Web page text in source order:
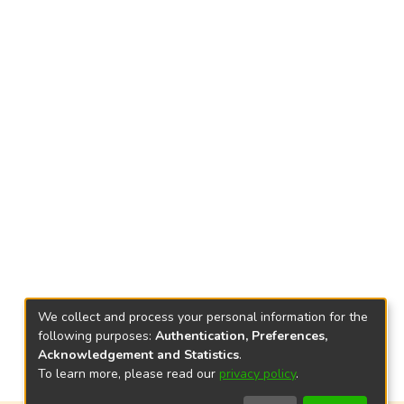
We collect and process your personal information for the
following purposes: Authentication, Preferences,
Acknowledgement and Statistics.
To learn more, please read our privacy policy.